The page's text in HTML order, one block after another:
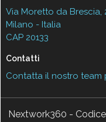
Via Moretto da Brescia,
Milano - Italia
CAP 20133
Contatti
Contatta il nostro team
Nextwork360 -